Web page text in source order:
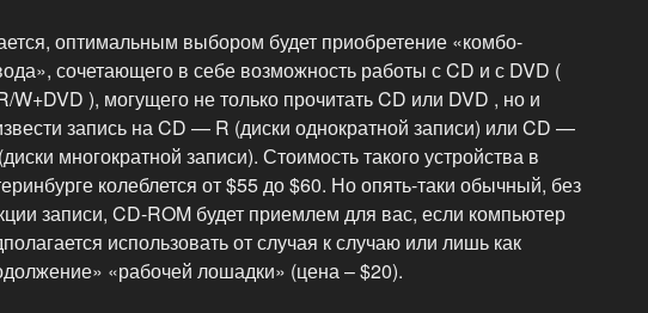
оптимальным выбором будет приобретение «комбо-
сочетающего в себе возможность работы с CD и с DVD (
W+DVD ), могущего не только прочитать CD или DVD , но и
запись на CD — R (диски однократной записи) или CD —
многократной записи). Стоимость такого устройства в
колеблется от $55 до $60. Но опять-таки обычный, без
записи, CD-ROM будет приемлем для вас, если компьютер
использовать от случая к случаю или лишь как
«рабочей лошадки» (цена – $20).